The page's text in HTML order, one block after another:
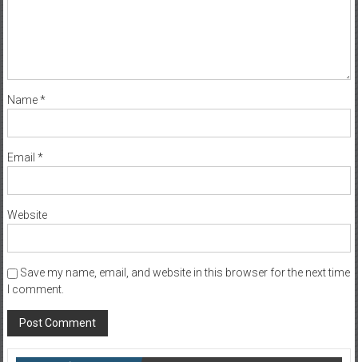
Name*
Email *
Website
Save my name, email, and website in this browser for the next time
I comment.